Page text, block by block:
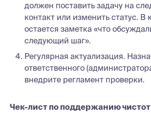
должен поставить задачу на
контакт или изменить статус. В
остается заметка «что
следующий шаг».
Регулярная актуализация.
ответственного
внедрите регламент проверки.
Чек-лист по поддержанию